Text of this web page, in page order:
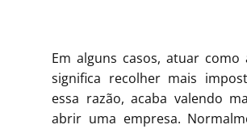
Em alguns casos, atuar como
significa recolher mais
essa razão, acaba valendo
abrir uma empresa.